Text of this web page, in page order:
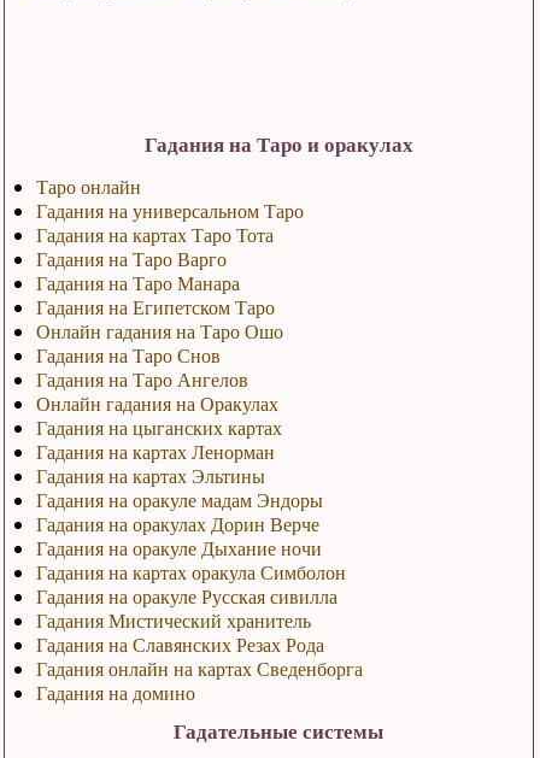
Гадания на Таро и оракулах
Таро онлайн
Гадания на универсальном Таро
Гадания на картах Таро Тота
Гадания на Таро Варго
Гадания на Таро Манара
Гадания на Египетском Таро
Онлайн гадания на Таро Ошо
Гадания на Таро Снов
Гадания на Таро Ангелов
Онлайн гадания на Оракулах
Гадания на цыганских картах
Гадания на картах Ленорман
Гадания на картах Эльтины
Гадания на оракуле мадам Эндоры
Гадания на оракулах Дорин Верче
Гадания на оракуле Дыхание ночи
Гадания на картах оракула Симболон
Гадания на оракуле Русская сивилла
Гадания Мистический хранитель
Гадания на Славянских Резах Рода
Гадания онлайн на картах Сведенборга
Гадания на домино
Гадательные системы